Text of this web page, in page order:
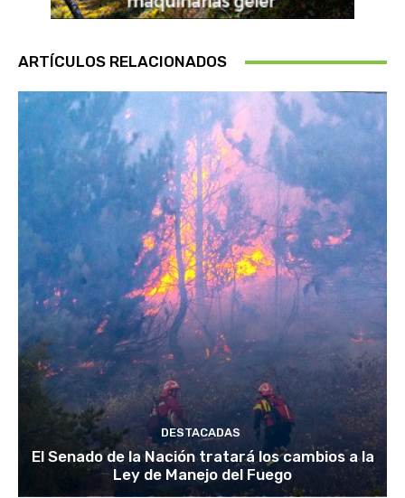
ARTÍCULOS RELACIONADOS
DESTACADAS
El Senado de la Nación tratará los cambios a la
Ley de Manejo del Fuego